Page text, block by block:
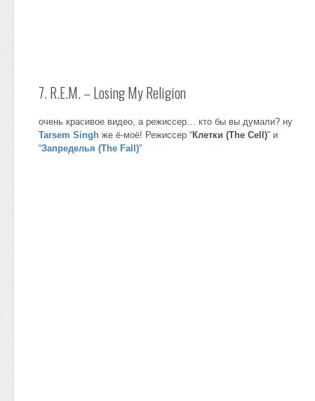
7. R.E.M. – Losing My Religion
очень красивое видео, а режиссер… кто бы вы думали? ну
Tarsem Singh же ё-моё! Режиссер “Клетки (The Cell)” и
“Запределья (The Fall)”